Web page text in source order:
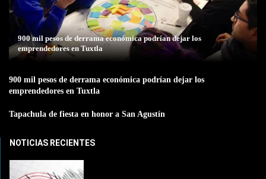
900 mil pesos de derrama económica podrían dejar los
emprendedores en Tuxtla
900 mil pesos de derrama económica podrían dejar los
emprendedores en Tuxtla
Tapachula de fiesta en honor a San Agustín
NOTICIAS RECIENTES